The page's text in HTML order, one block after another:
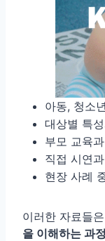
아동, 청소
대상별 특
부모 교육
직접 시연
현장 사례
이러한 자료들
을 이해하는 과정